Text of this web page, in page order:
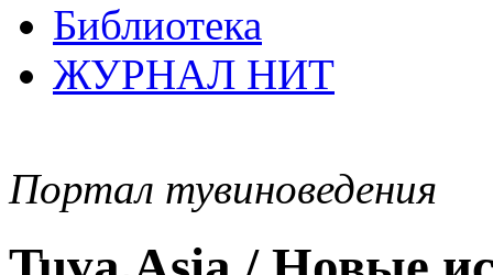
Библиотека
ЖУРНАЛ НИТ
Портал тувиноведения